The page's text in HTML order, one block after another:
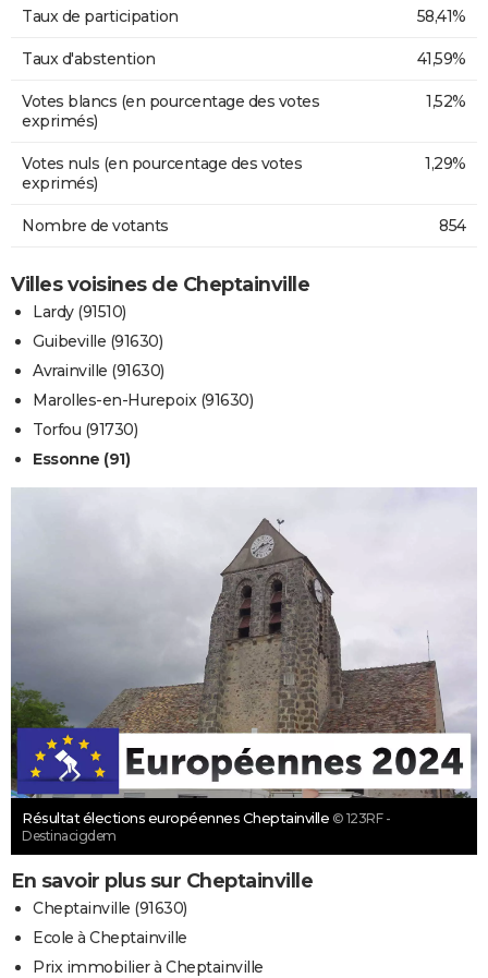
Taux de participation 58,41%
Taux d'abstention 41,59%
Votes blancs (en pourcentage des votes
exprimés)
1,52%
Votes nuls (en pourcentage des votes
exprimés)
1,29%
Nombre de votants 854
Villes voisines de Cheptainville
Lardy (91510)
Guibeville (91630)
Avrainville (91630)
Marolles-en-Hurepoix (91630)
Torfou (91730)
Essonne (91)
Résultat élections européennes Cheptainville © 123RF -
Destinacigdem
En savoir plus sur Cheptainville
Cheptainville (91630)
Ecole à Cheptainville
Prix immobilier à Cheptainville